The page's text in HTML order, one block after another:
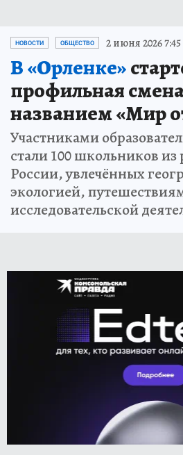
НОВОСТИ ОБЩЕСТВО 2 июня 2026 7:45
В «Орленке»
профильная
названием «Мир
Участниками
стали 100 школьников
России, увлечённых
экологией,
исследовательской